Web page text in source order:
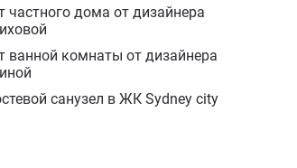
частного дома от дизайнера
ванной комнаты от дизайнера
санузел в ЖК Sydney city